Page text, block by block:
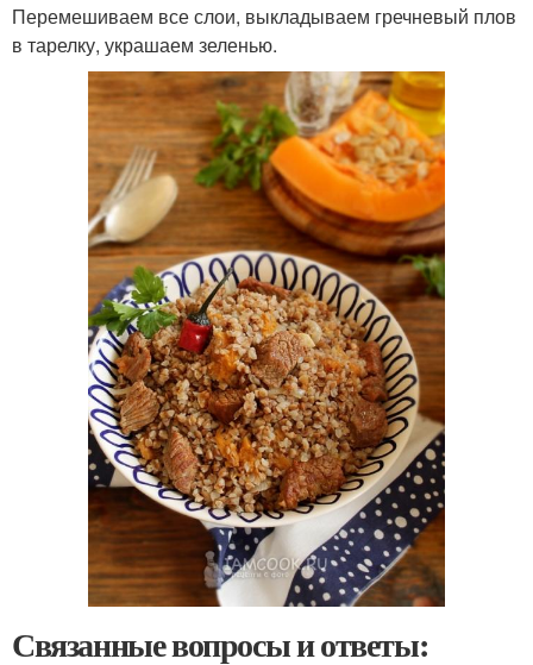
Перемешиваем все слои, выкладываем гречневый плов
в тарелку, украшаем зеленью.
Связанные вопросы и ответы: